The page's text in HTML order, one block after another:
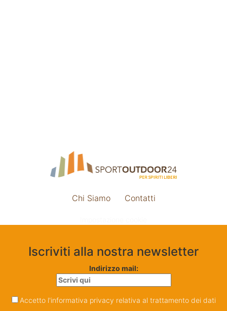
Chi Siamo Contatti
Iscriviti alla nostra newsletter
Indirizzo mail:
Accetto l'informativa privacy relativa al trattamento dei dati